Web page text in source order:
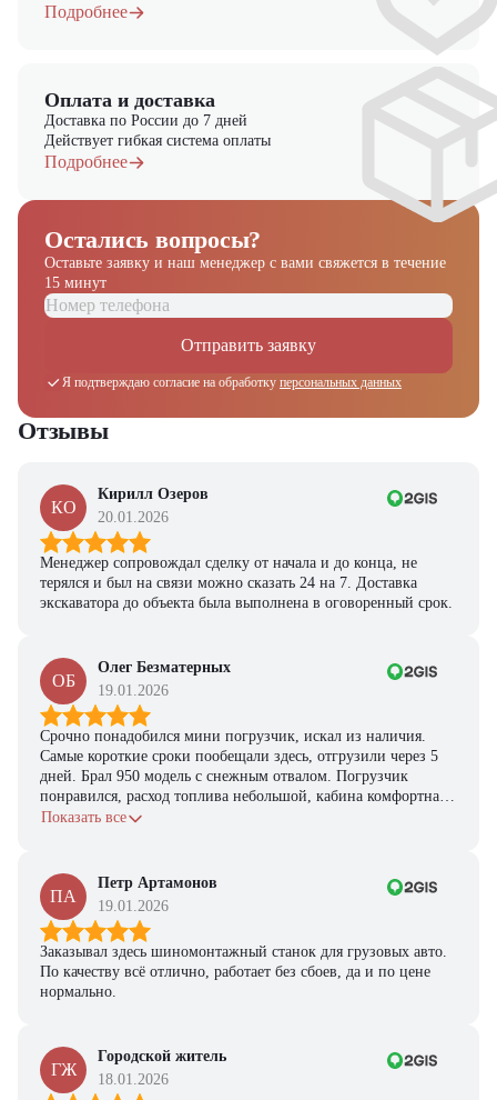
Подробнее
Оплата и доставка
Доставка по России до 7 дней
Действует гибкая система оплаты
Подробнее
Остались вопросы?
Оставьте заявку и наш менеджер с вами свяжется в течение
15 минут
Отправить заявку
Я подтверждаю согласие на обработку персональных данных
Отзывы
КО
Кирилл Озеров
20.01.2026
Менеджер сопровождал сделку от начала и до конца, не
терялся и был на связи можно сказать 24 на 7. Доставка
экскаватора до объекта была выполнена в оговоренный срок.
ОБ
Олег Безматерных
19.01.2026
Срочно понадобился мини погрузчик, искал из наличия.
Самые короткие сроки пообещали здесь, отгрузили через 5
дней. Брал 950 модель с снежным отвалом. Погрузчик
понравился, расход топлива небольшой, кабина комфортная,
с задачами справляется.
Показать все
ПА
Петр Артамонов
19.01.2026
Заказывал здесь шиномонтажный станок для грузовых авто.
По качеству всё отлично, работает без сбоев, да и по цене
нормально.
ГЖ
Городской житель
18.01.2026